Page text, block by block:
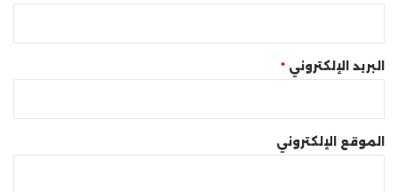
البريد الإلكتروني *
الموقع الإلكتروني